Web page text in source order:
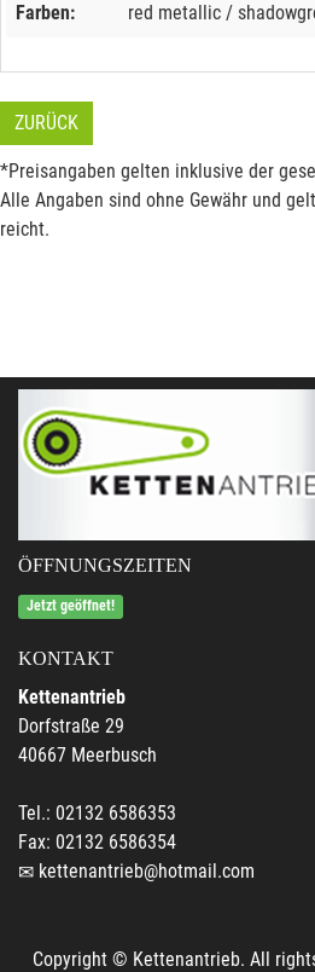
Farben: red metallic /
ZURÜCK
*Preisangaben gelten inklusive der
Alle Angaben sind ohne Gewähr und
reicht.
ÖFFNUNGSZEITEN
Jetzt geöffnet!
KONTAKT
Kettenantrieb
Dorfstraße 29
40667 Meerbusch
Tel.: 02132 6586353
Fax: 02132 6586354
kettenantrieb@hotmail.com
Copyright © Kettenantrieb. All